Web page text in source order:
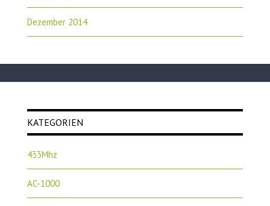
Dezember 2014
KATEGORIEN
433Mhz
AC-1000